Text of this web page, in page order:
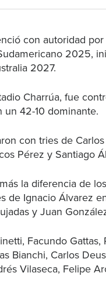
con autoridad
2025,
2027.
Charrúa, fue
42-10 dominante.
con tries de
Pérez y Santiago
la diferencia de
de Ignacio Álvarez
y Juan
Facundo Gattas,
Bianchi, Carlos
Vilaseca, Felipe